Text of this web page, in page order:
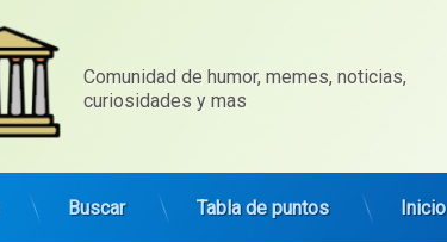
Comunidad de humor, memes, noticias,
curiosidades y mas
Buscar Tabla de puntos Inicio